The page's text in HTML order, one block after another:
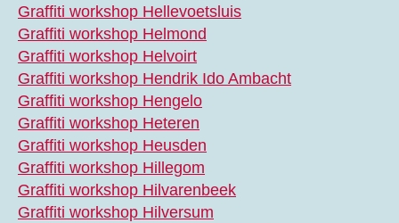
Graffiti workshop Hellevoetsluis
Graffiti workshop Helmond
Graffiti workshop Helvoirt
Graffiti workshop Hendrik Ido Ambacht
Graffiti workshop Hengelo
Graffiti workshop Heteren
Graffiti workshop Heusden
Graffiti workshop Hillegom
Graffiti workshop Hilvarenbeek
Graffiti workshop Hilversum